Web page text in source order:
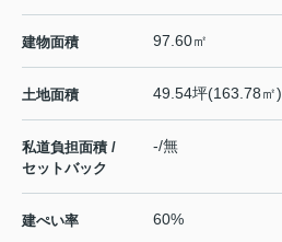
建物面積 97.60㎡
土地面積 49.54坪(163.78㎡)
私道負担面積 /
セットバック
-/無
建ぺい率 60%